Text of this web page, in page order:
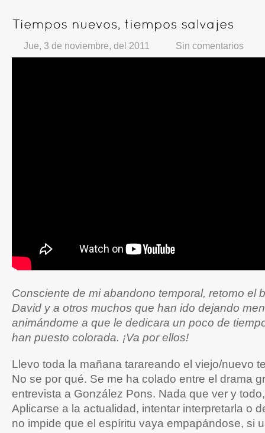
Jue, 3 de noviembre, del 2011 Sin comentarios
Consciente de mi abandono temporal, retomo el
David y a otros muchos que han ido dejando
animándome a que le dedicara un poco de
han puesto colorada. ¡Va por ellos!
Llevo toda la mañana tarareando el viejo/nuevo
No se por qué. Se me ha colado entre el drama
entrevista a González Pons. Nada que ver y
Aplicarse a la actualidad, intentar interpretarla o
no impide que el espíritu vaya empapándose, si